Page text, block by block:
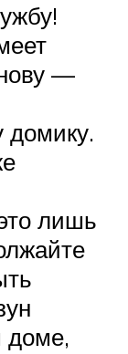
—
домику.
лишь
доме,